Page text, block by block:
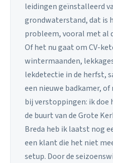
leidingen geïnstalleerd
grondwaterstand, dat is
probleem, vooral met al
Of het nu gaat om CV-
wintermaanden,
lekdetectie in de herfst,
een nieuwe badkamer,
bij verstoppingen: ik
de buurt van de Grote
Breda heb ik laatst nog
een klant die het niet
setup. Door de